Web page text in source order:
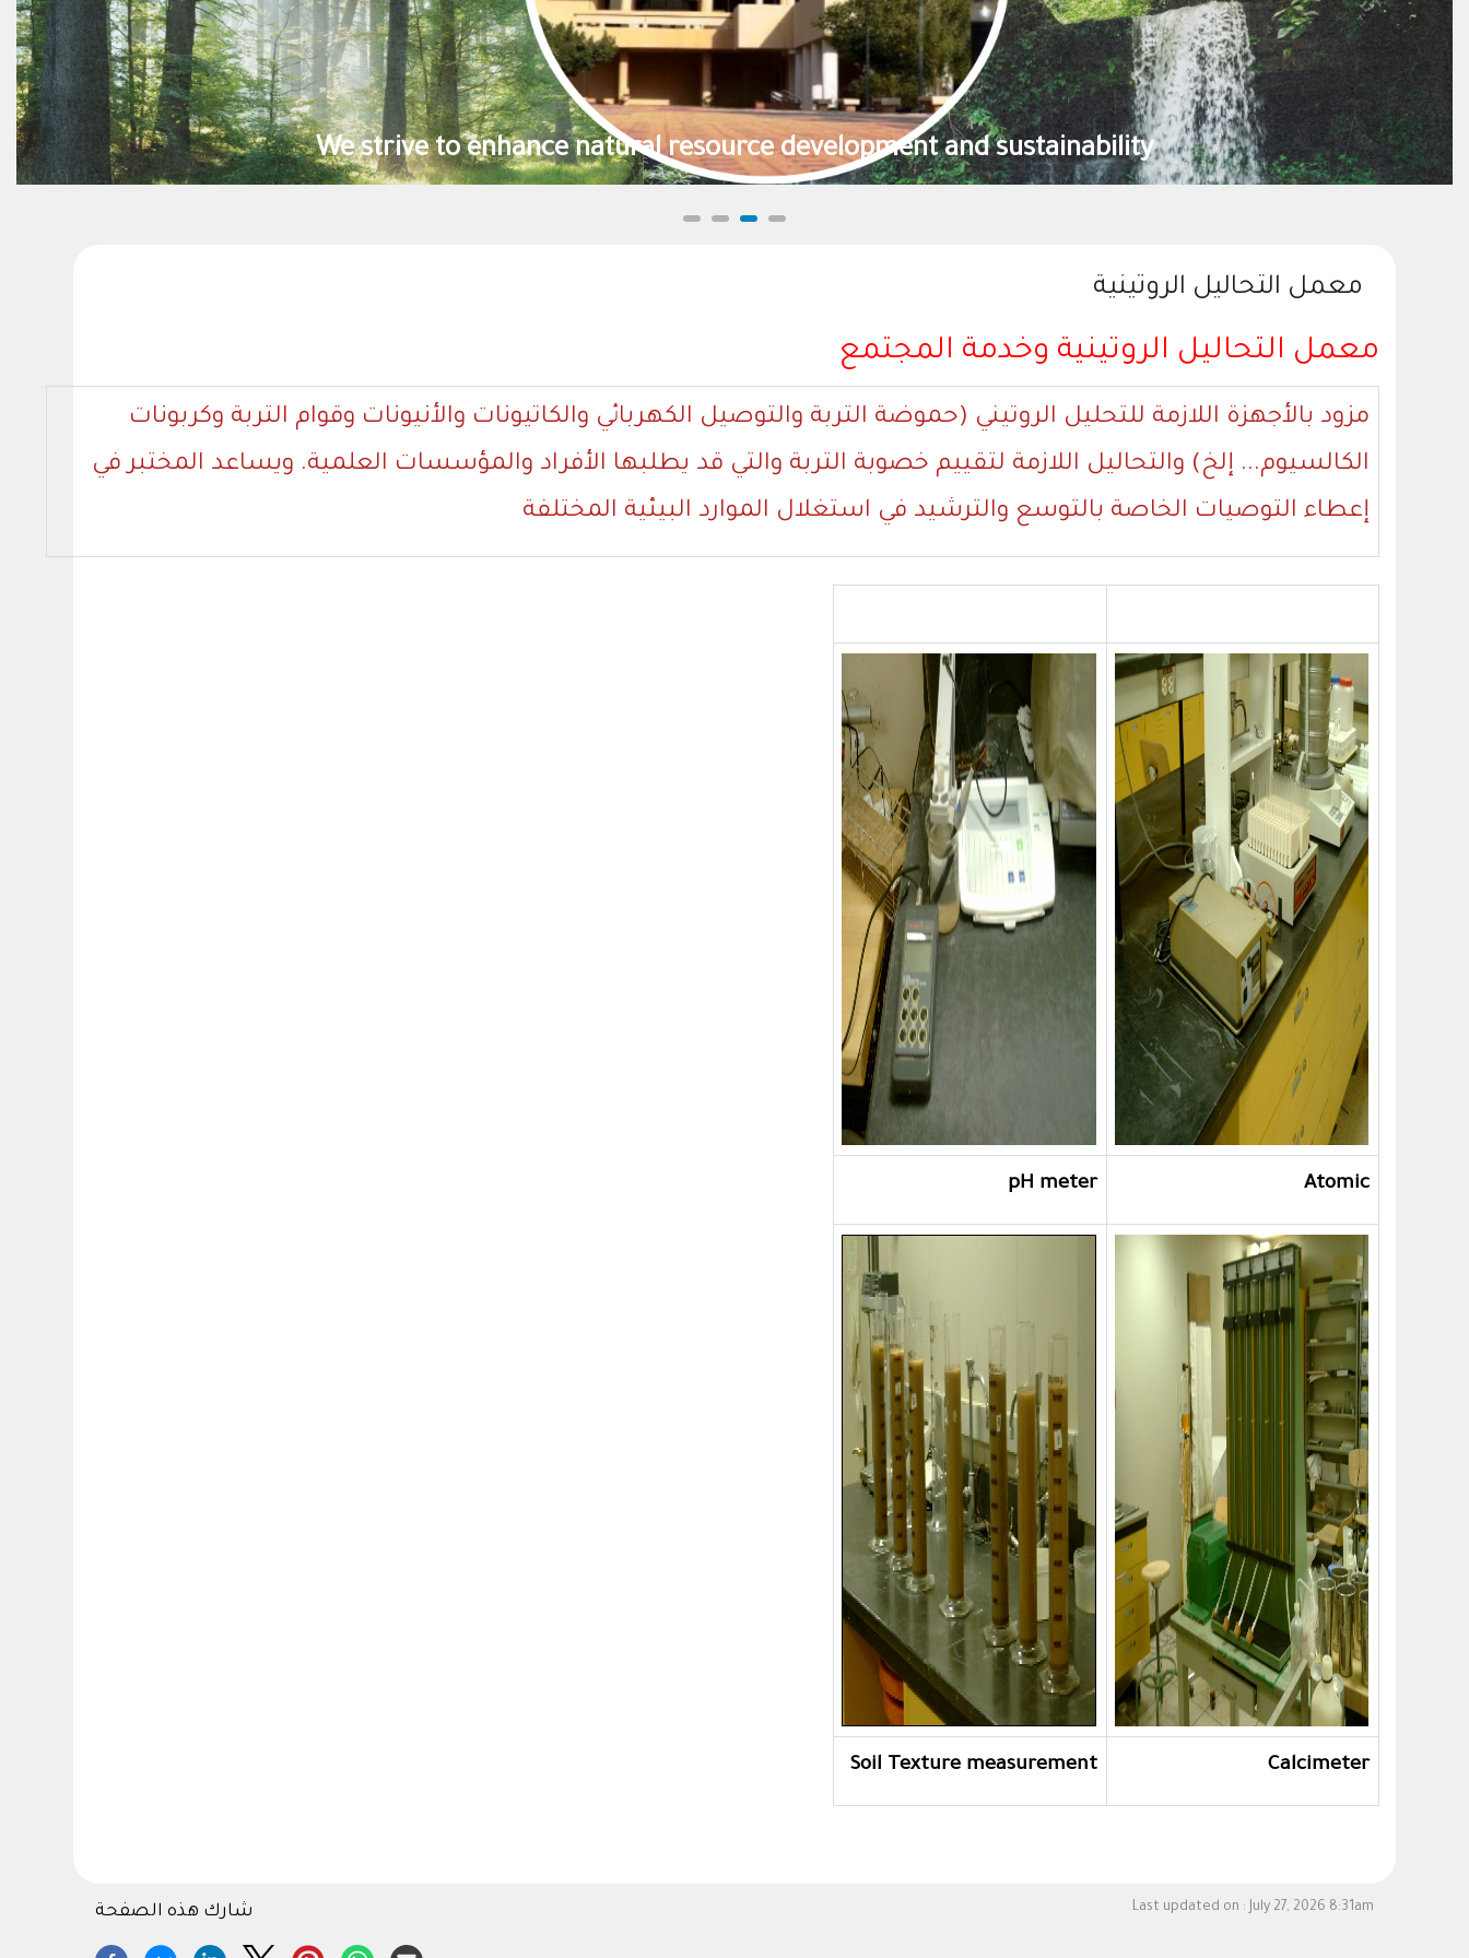
We effectively contribute to the national food security
معمل التحاليل الروتينية
معمل التحاليل الروتينية وخدمة المجتمع
مزود بالأجهزة اللازمة للتحليل الروتيني (حموضة التربة والتوصيل الكهربائي والكاتيونات والأنيونات وقوام التربة وكربونات
الكالسيوم... إلخ) والتحاليل اللازمة لتقييم خصوبة التربة والتي قد يطلبها الأفراد والمؤسسات العلمية. ويساعد المختبر في
إعطاء التوصيات الخاصة بالتوسع والترشيد في استغلال الموارد البيئية المختلفة
Atomic
pH meter
Calcimeter
Soil Texture measurement
Last updated on : July 27, 2026 8:31am شارك هذه الصفحة